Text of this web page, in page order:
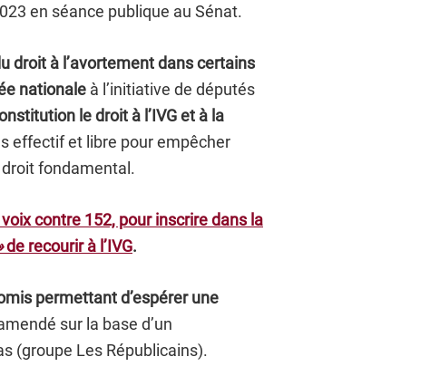
en séance publique au Sénat.
droit à l’avortement dans certains
nationale à l’initiative de députés
le droit à l’IVGet à la
effectif et libre pour empêcher
droit fondamental.
contre 152, pour inscrire dans la
de recourir à l’IVG.
permettant d’espérer une
sur la base d’un
(groupe Les Républicains).